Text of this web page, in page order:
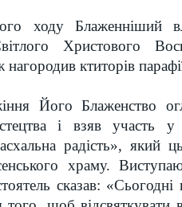
ходу Блаженніший
Христового
ктиторів
Його Блаженство
і взяв участь у
радість», який
храму.
сказав: «Сьогодні